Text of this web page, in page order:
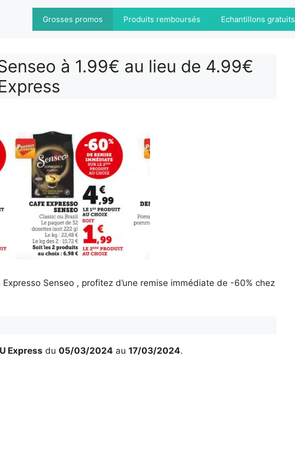
Grosses promos Produits remboursés Echantillons gratuits
à 1.99€ au lieu de 4.99€
Expresso Senseo , profitez d’une remise immédiate de -60% chez
U Express du 05/03/2024 au 17/03/2024.